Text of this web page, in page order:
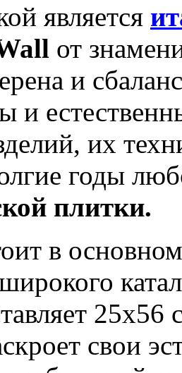
является
от
и
и
их
годы
плитки.
в
свои